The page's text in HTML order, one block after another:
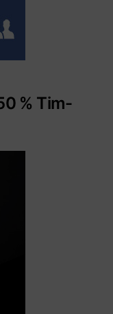
% Tim-